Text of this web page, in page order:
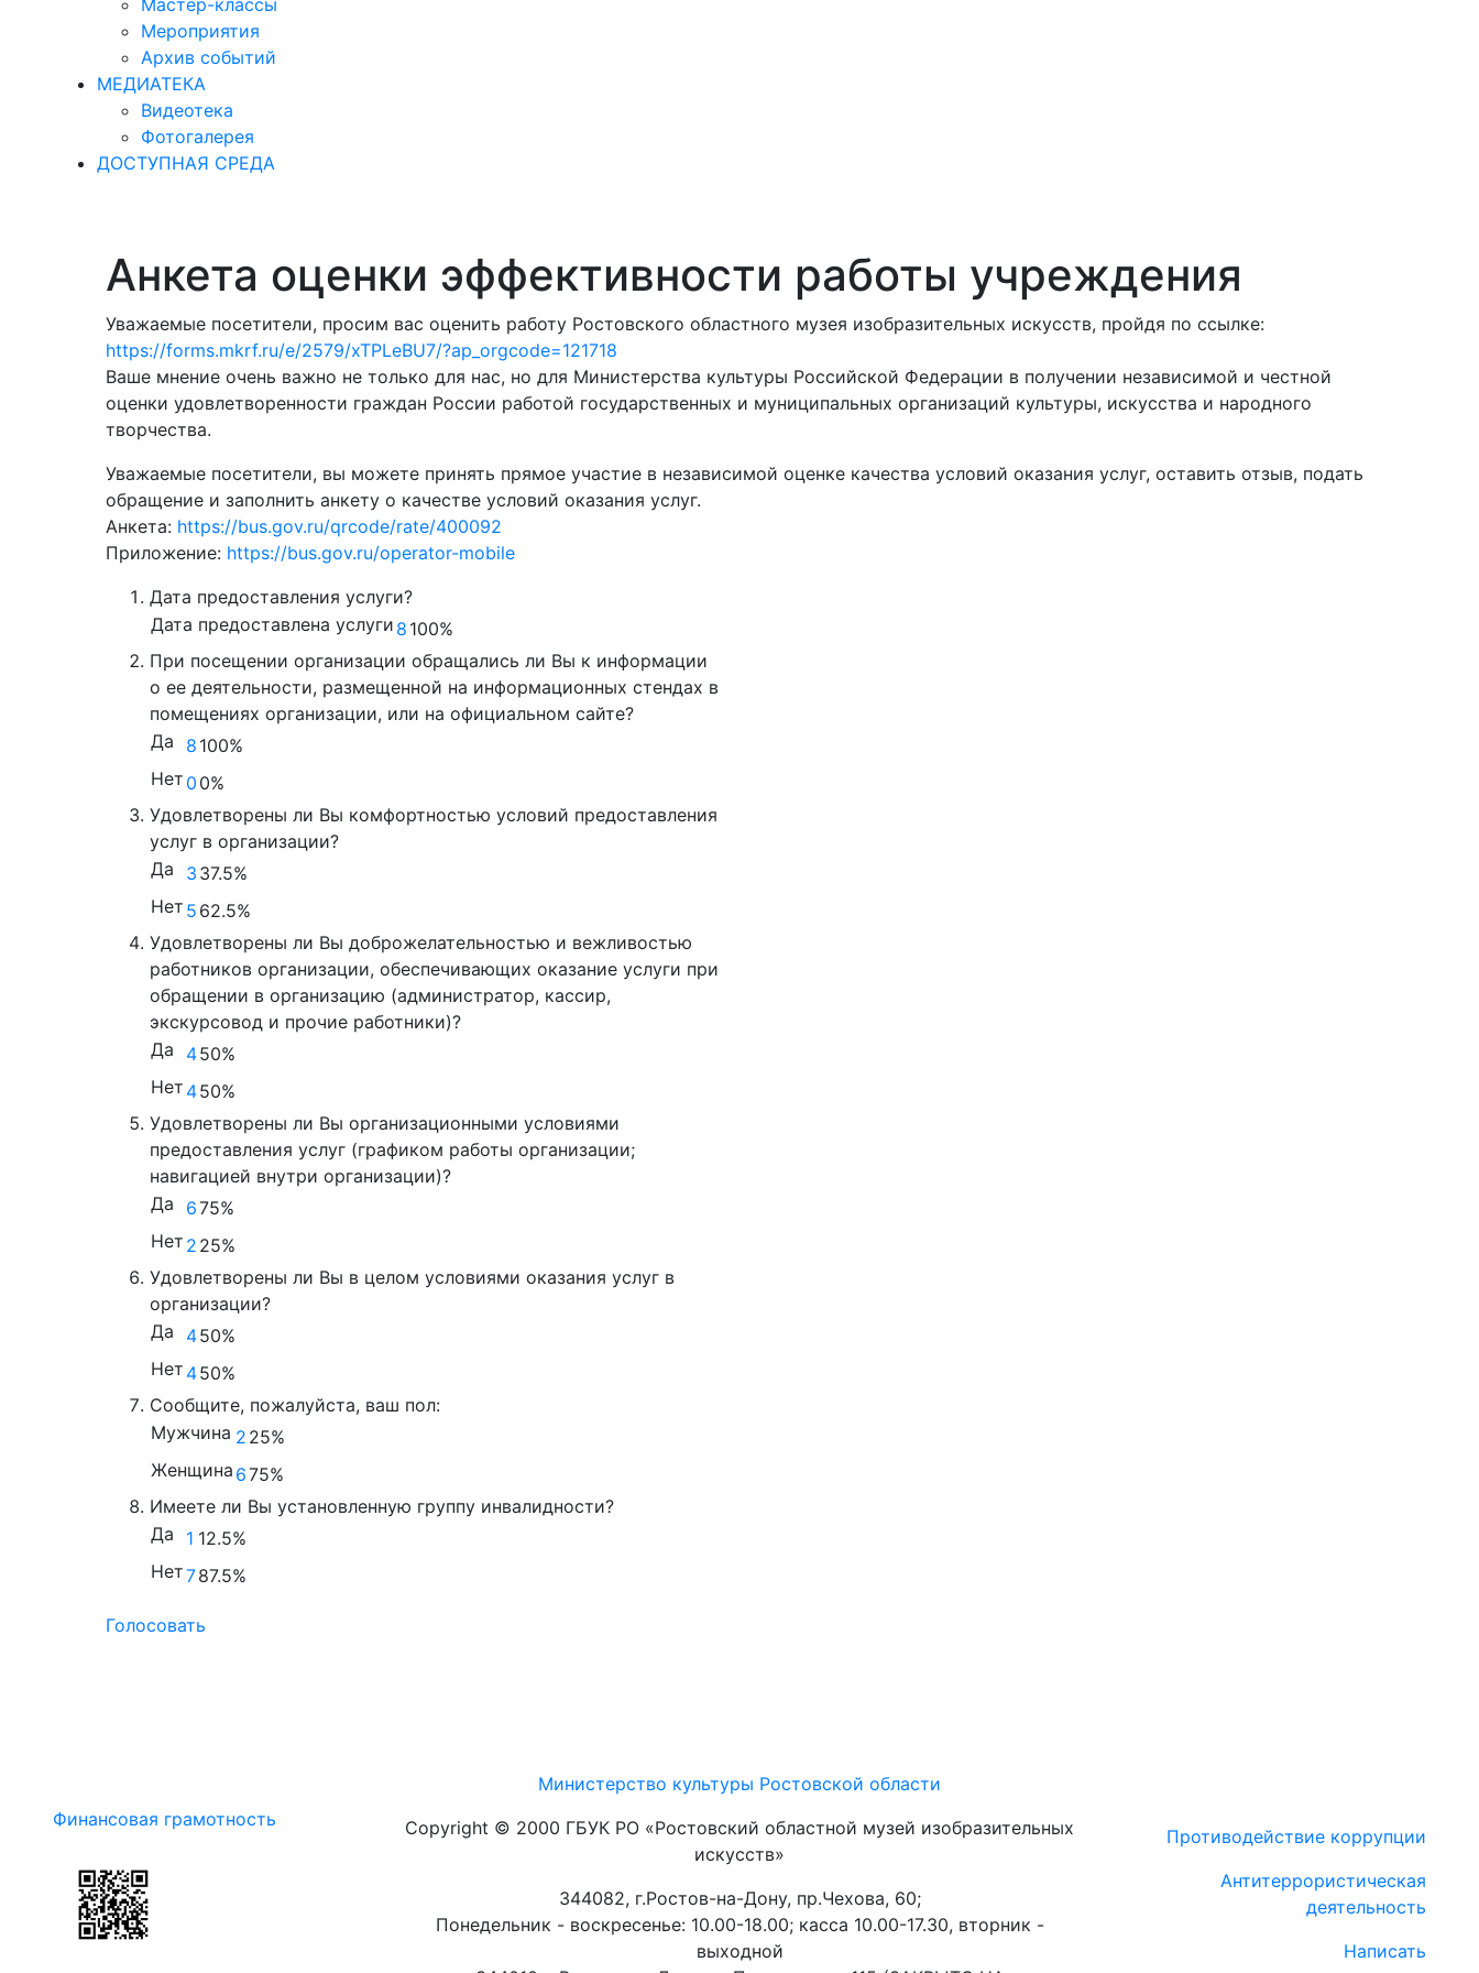
Мастер-классы
Мероприятия
Архив событий
МЕДИАТЕКА
Видеотека
Фотогалерея
ДОСТУПНАЯ СРЕДА
Анкета оценки эффективности работы учреждения
Уважаемые посетители, просим вас оценить работу Ростовского областного музея изобразительных искусств, пройдя по ссылке:
https://forms.mkrf.ru/e/2579/xTPLeBU7/?ap_orgcode=121718
Ваше мнение очень важно не только для нас, но для Министерства культуры Российской Федерации в получении независимой и честной
оценки удовлетворенности граждан России работой государственных и муниципальных организаций культуры, искусства и народного
творчества.
Уважаемые посетители, вы можете принять прямое участие в независимой оценке качества условий оказания услуг, оставить отзыв, подать
обращение и заполнить анкету о качестве условий оказания услуг.
Анкета: https://bus.gov.ru/qrcode/rate/400092
Приложение: https://bus.gov.ru/operator-mobile
Дата предоставления услуги?
Дата предоставлена услуги 8 100%
При посещении организации обращались ли Вы к информации
о ее деятельности, размещенной на информационных стендах в
помещениях организации, или на официальном сайте?
Да
8 100%
Нет 0 0%
Удовлетворены ли Вы комфортностью условий предоставления
услуг в организации?
Да
3 37.5%
Нет 5 62.5%
Удовлетворены ли Вы доброжелательностью и вежливостью
работников организации, обеспечивающих оказание услуги при
обращении в организацию (администратор, кассир,
экскурсовод и прочие работники)?
Да
450%
Нет 450%
Удовлетворены ли Вы организационными условиями
предоставления услуг (графиком работы организации;
навигацией внутри организации)?
Да
675%
Нет 2 25%
Удовлетворены ли Вы в целом условиями оказания услуг в
организации?
Да
450%
Нет 450%
Сообщите, пожалуйста, ваш пол:
Мужчина 2 25%
Женщина 675%
Имеете ли Вы установленную группу инвалидности?
Да
1 12.5%
Нет787.5%
Голосовать
Финансовая грамотность
Министерство культуры Ростовской области
Copyright © 2000 ГБУК РО «Ростовский областной музей изобразительных
искусств»
344082, г.Ростов-на-Дону, пр.Чехова, 60;
Понедельник - воскресенье: 10.00-18.00; касса 10.00-17.30, вторник -
выходной
Противодействие коррупции
Антитеррористическая
деятельность
Написать